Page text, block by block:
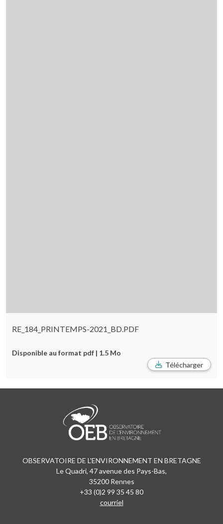
RE_184_PRINTEMPS-2021_BD.PDF
Disponible au format pdf | 1.5 Mo
Télécharger
OBSERVATOIRE DE L'ENVIRONNEMENT EN BRETAGNE
Le Quadri, 47 avenue des Pays-Bas,
35200 Rennes
+33 (0)2 99 35 45 80
courriel